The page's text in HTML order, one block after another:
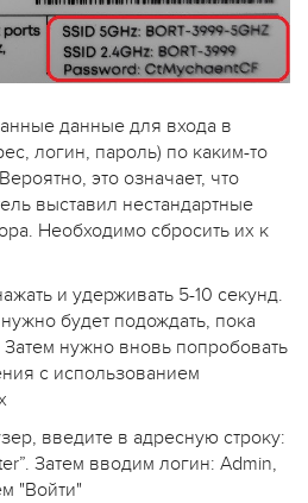
данные для входа в
логин, пароль) по каким-то
это означает, что
выставил нестандартные
Необходимо сбросить их к
и удерживать 5-10 секунд.
будет подождать, пока
Затем нужно вновь попробовать
с использованием
введите в адресную строку:
Затем вводим логин: Admin,
"Войти"